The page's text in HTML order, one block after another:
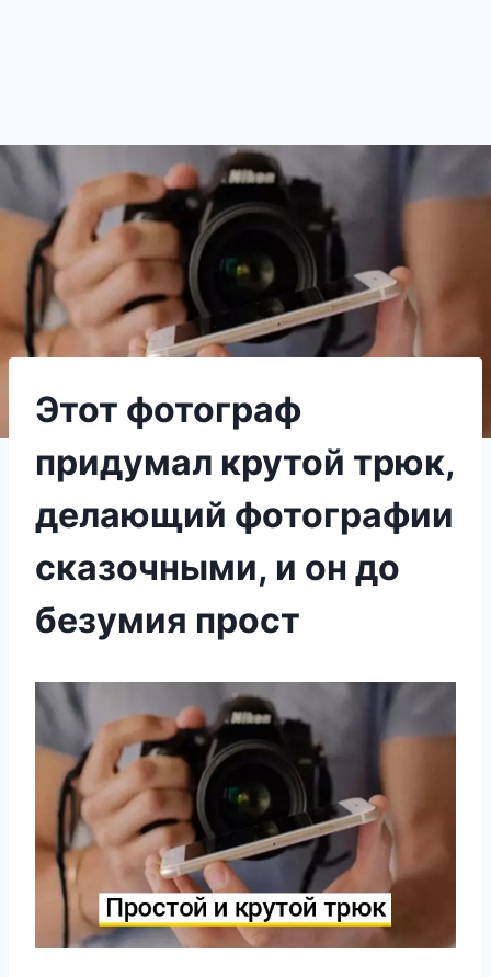
Этот фотограф
придумал крутой трюк,
делающий фотографии
сказочными, и он до
безумия прост